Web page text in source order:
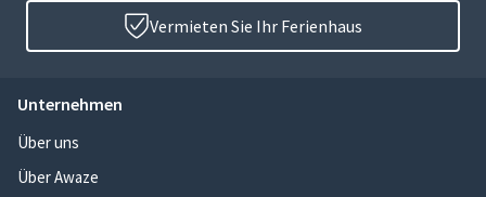
Vermieten Sie Ihr Ferienhaus
Unternehmen
Über uns
Über Awaze